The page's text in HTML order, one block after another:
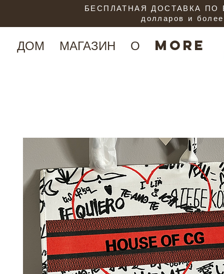
ДОМ МАГАЗИН О More
БЕСПЛАТНАЯ ДОСТАВКА ПО
долларов и